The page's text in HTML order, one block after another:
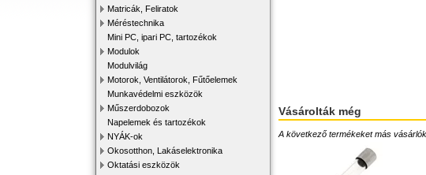
Matricák, Feliratok
Méréstechnika
Mini PC, ipari PC, tartozékok
Modulok
Modulvilág
Motorok, Ventilátorok, Fűtőelemek
Munkavédelmi eszközök
Műszerdobozok
Napelemek és tartozékok
NYÁK-ok
Okosotthon, Lakáselektronika
Oktatási eszközök
Vásárolták még
A következő termékeket más